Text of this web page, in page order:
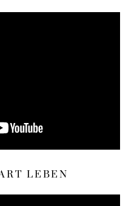
LEBEN